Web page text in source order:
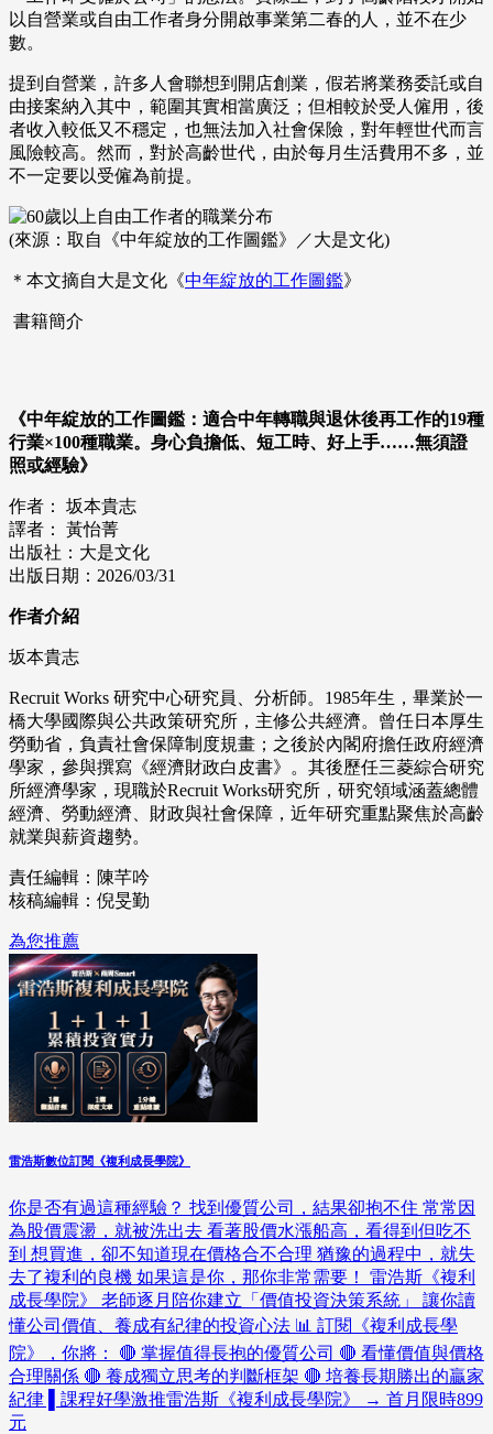
以自營業或自由工作者身分開啟事業第二春的人，並不在少
數。
提到自營業，許多人會聯想到開店創業，假若將業務委託或自
由接案納入其中，範圍其實相當廣泛；但相較於受人僱用，後
者收入較低又不穩定，也無法加入社會保險，對年輕世代而言
風險較高。然而，對於高齡世代，由於每月生活費用不多，並
不一定要以受僱為前提。
(來源：取自《中年綻放的工作圖鑑》／大是文化)
＊本文摘自大是文化《中年綻放的工作圖鑑》
書籍簡介
《中年綻放的工作圖鑑：適合中年轉職與退休後再工作的19種
行業×100種職業。身心負擔低、短工時、好上手……無須證
照或經驗》
作者： 坂本貴志
譯者： 黃怡菁
出版社：大是文化
出版日期：2026/03/31
作者介紹
坂本貴志
Recruit Works 研究中心研究員、分析師。1985年生，畢業於一
橋大學國際與公共政策研究所，主修公共經濟。曾任日本厚生
勞動省，負責社會保障制度規畫；之後於內閣府擔任政府經濟
學家，參與撰寫《經濟財政白皮書》。其後歷任三菱綜合研究
所經濟學家，現職於Recruit Works研究所，研究領域涵蓋總體
經濟、勞動經濟、財政與社會保障，近年研究重點聚焦於高齡
就業與薪資趨勢。
責任編輯：陳芊吟
核稿編輯：倪旻勤
為您推薦
雷浩斯數位訂閱《複利成長學院》
你是否有過這種經驗？ 找到優質公司，結果卻抱不住 常常因
為股價震盪，就被洗出去 看著股價水漲船高，看得到但吃不
到 想買進，卻不知道現在價格合不合理 猶豫的過程中，就失
去了複利的良機 如果這是你，那你非常需要！ 雷浩斯《複利
成長學院》 老師逐月陪你建立「價值投資決策系統」 讓你讀
懂公司價值、養成有紀律的投資心法 📊 訂閱《複利成長學
院》，你將： 🔴 掌握值得長抱的優質公司 🔴 看懂價值與價格
合理關係 🔴 養成獨立思考的判斷框架 🔴 培養長期勝出的贏家
紀律 ▌課程好學激推雷浩斯《複利成長學院》 → 首月限時899
元